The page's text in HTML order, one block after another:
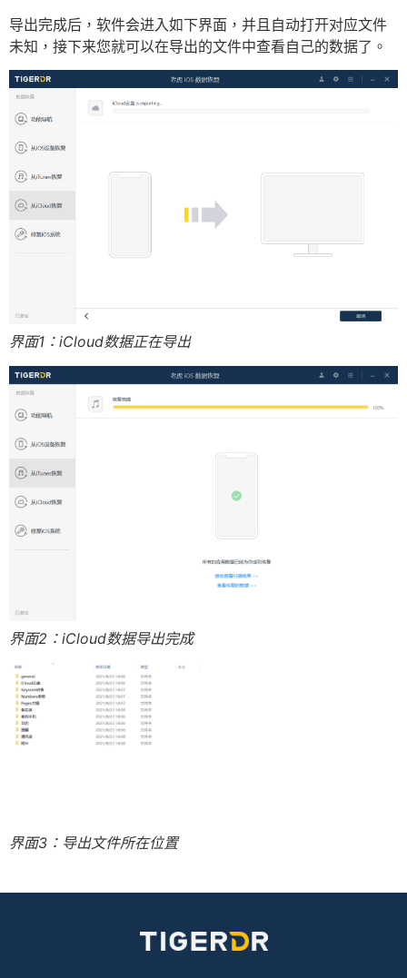
导出完成后，软件会进入如下界面，并且自动打开对应文件
未知，接下来您就可以在导出的文件中查看自己的数据了。
界面1：iCloud数据正在导出
界面2：iCloud数据导出完成
界面3：导出文件所在位置